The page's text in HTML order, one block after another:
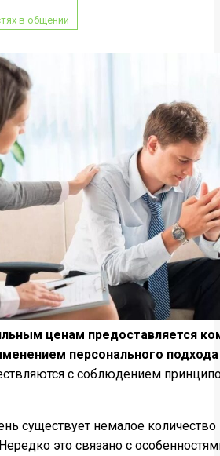
в общении
ценам предоставляется
персонального
с соблюдением
существует немалое
это связано с